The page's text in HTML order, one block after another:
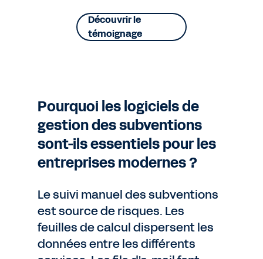
Découvrir le
témoignage
Pourquoi les logiciels de
gestion des subventions
sont-ils essentiels pour les
entreprises modernes ?
Le suivi manuel des subventions
est source de risques. Les
feuilles de calcul dispersent les
données entre les différents